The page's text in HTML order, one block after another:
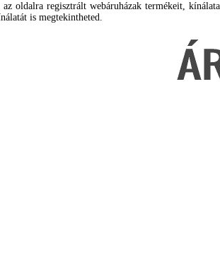
az oldalra regisztrált webáruházak termékeit,
is megtekintheted.